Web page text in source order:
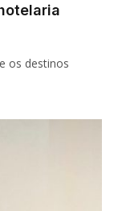
os destinos